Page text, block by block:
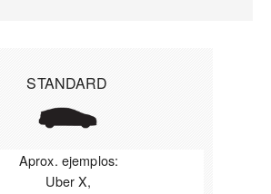
STANDARD
Aprox. ejemplos:
Uber X,